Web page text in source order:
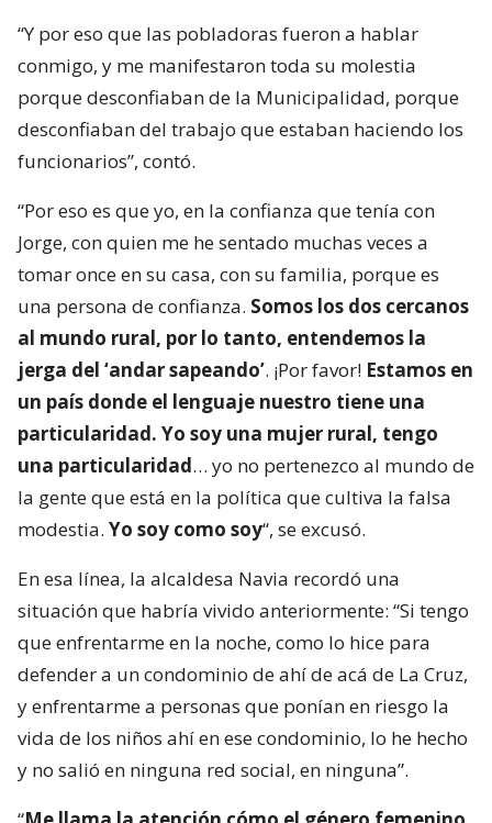
“Y por eso que las pobladoras fueron a hablar
conmigo, y me manifestaron toda su molestia
porque desconfiaban de la Municipalidad, porque
desconfiaban del trabajo que estaban haciendo los
funcionarios”, contó.
“Por eso es que yo, en la confianza que tenía con
Jorge, con quien me he sentado muchas veces a
tomar once en su casa, con su familia, porque es
una persona de confianza. Somos los dos cercanos
al mundo rural, por lo tanto, entendemos la
jerga del ‘andar sapeando’. ¡Por favor! Estamos en
un país donde el lenguaje nuestro tiene una
particularidad. Yo soy una mujer rural, tengo
una particularidad… yo no pertenezco al mundo de
la gente que está en la política que cultiva la falsa
modestia. Yo soy como soy“, se excusó.
En esa línea, la alcaldesa Navia recordó una
situación que habría vivido anteriormente: “Si tengo
que enfrentarme en la noche, como lo hice para
defender a un condominio de ahí de acá de La Cruz,
y enfrentarme a personas que ponían en riesgo la
vida de los niños ahí en ese condominio, lo he hecho
y no salió en ninguna red social, en ninguna”.